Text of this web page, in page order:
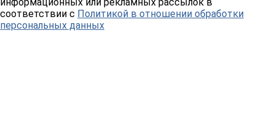
соответствии с Политикой в отношении обработки
персональных данных